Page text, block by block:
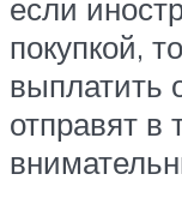
если
покупкой,
выплатить
отправят в